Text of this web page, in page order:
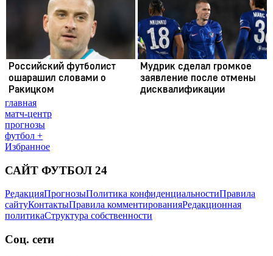
главная
матч-центр
прогнозы
футбол +
Избранное
САЙТ ФУТБОЛ 24
РедакцияПрогнозыПолитика конфиденциальностиПравила
сайтуКонтактыПравила комментированияРедакционная
политикаСтруктура собственности
Соц. сети